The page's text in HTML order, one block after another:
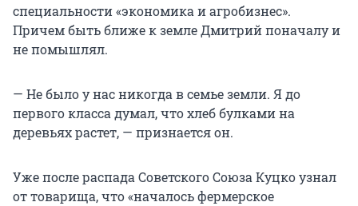
специальности «экономика и агробизнес».
Причем быть ближе к земле Дмитрий поначалу и
не помышлял.
— Не было у нас никогда в семье земли. Я до
первого класса думал, что хлеб булками на
деревьях растет, — признается он.
Уже после распада Советского Союза Куцко узнал
от товарища, что «началось фермерское